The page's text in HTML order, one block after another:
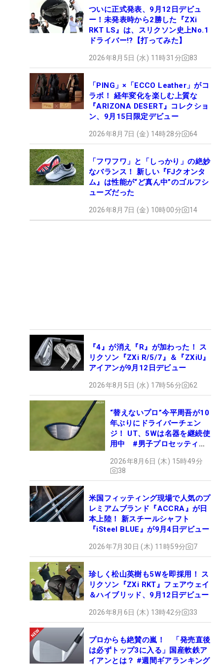
ついに正式発表、9月12日デビュ
ー！未発表時から2勝した『ZXi
RKT LS』は、スリクソン史上No.1
ドライバー!?【打ってみた】
2026年8月5日 (水) 11時31分 83
「PING」×「ECCO Leather」がコ
ラボ！ 経年変化を楽しむ上質な
『ARIZONA DESERT』コレクショ
ン、9月15日限定デビュー
2026年8月7日 (金) 14時28分 64
「フワフワ」と「しっかり」の絶妙
なバランス！ 新しい『FJクオンタ
ム』は性能が“ど真ん中”のゴルフシ
ューズだった
2026年8月7日 (金) 10時00分 14
『4』が消え『R』が加わった！ ス
リクソン『ZXi R/5/7』＆『ZXiU』
アイアンが9月12日デビュー
2026年8月5日 (水) 17時56分 62
“替えないプロ”今平周吾が10
年ぶりにドライバーチェン
ジ！ UT、5Wは名器を継続使
用中 #男子プロセッティン
2026年8月6日 (木) 15時49分
38
米国フィッティング現場で人気のプ
レミアムブランド『ACCRA』が日
本上陸！ 新スチールシャフト
『iSteel BLUE』が9月4日デビュー
2026年7月30日 (木) 11時59分 7
珍しく松山英樹も5Wを即採用！ ス
リクソン『ZXi RKT』フェアウェイ
＆ハイブリッド、9月12日デビュー
2026年8月6日 (木) 13時42分 33
プロからも絶賛の嵐！ 「発売直後
は必ずトップ3に入る」国産軟鉄ア
イアンとは？ #週間ギアランキング